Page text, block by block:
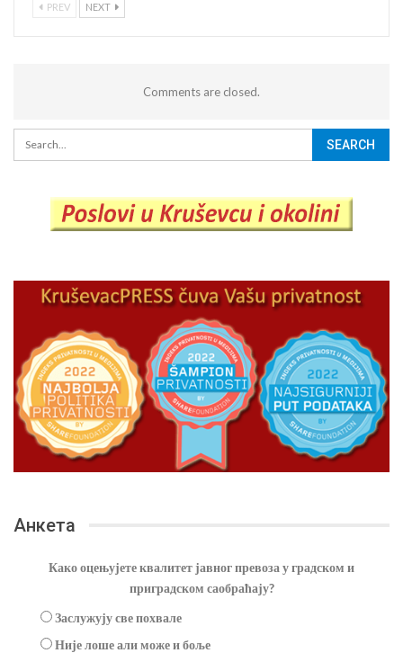
PREV NEXT
Comments are closed.
Анкета
Како оцењујете квалитет јавног превоза у градском и
приградском саобраћају?
Заслужују све похвале
Није лоше али може и боље